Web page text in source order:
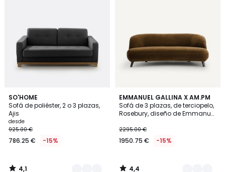
SO'HOME
Sofá de poliéster, 2 o 3 plazas,
Ajis
desde
925.00 €
786.25 € -15%
4,1
/ 5
3
Colores
4,1
EMMANUEL GALLINA X AM.PM
Sofá de 3 plazas, de terciopelo,
Rosebury, diseño de Emmanuel
2295.00 €
1950.75 € -15%
4,4
/ 5
9
Colores
4,4